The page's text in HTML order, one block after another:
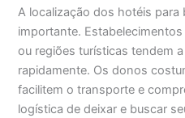
A localização dos hotéis
importante.
ou regiões turísticas tendem
rapidamente. Os donos
facilitem o transporte e
logística de deixar e buscar